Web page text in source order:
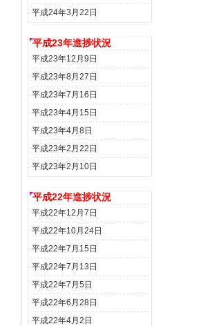
平成24年3月22日
平成23年進捗状況
平成23年12月9日
平成23年8月27日
平成23年7月16日
平成23年4月15日
平成23年4月8日
平成23年2月22日
平成23年2月10日
平成22年進捗状況
平成22年12月7日
平成22年10月24日
平成22年7月15日
平成22年7月13日
平成22年7月5日
平成22年6月28日
平成22年4月2日